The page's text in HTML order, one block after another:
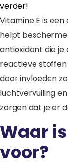
verder!
Vitamine E is
helpt
antioxidant die
reactieve
door invloeden
luchtvervuiling
zorgen dat je er
Waar
voor?